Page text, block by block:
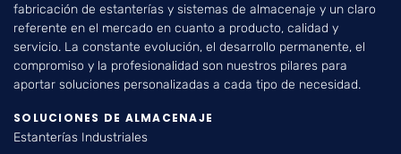
fabricación de estanterías y sistemas de almacenaje y un claro
referente en el mercado en cuanto a producto, calidad y
servicio. La constante evolución, el desarrollo permanente, el
compromiso y la profesionalidad son nuestros pilares para
aportar soluciones personalizadas a cada tipo de necesidad.
SOLUCIONES DE ALMACENAJE
Estanterías Industriales